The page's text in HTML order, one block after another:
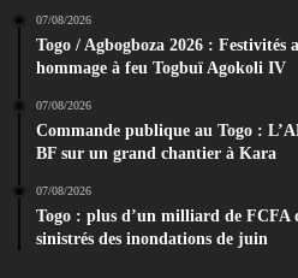
07/08/2026
Togo / Agbogboza 2026 : Festivités
hommage à feu Togbuï Agokoli IV
07/08/2026
Commande publique au Togo :
BF sur un grand chantier à Kara
07/08/2026
Togo : plus d’un milliard de FCFA
sinistrés des inondations de juin